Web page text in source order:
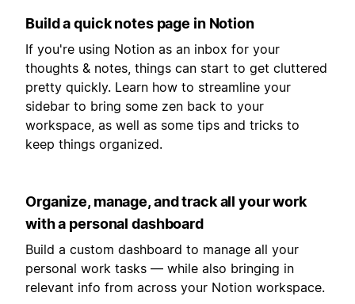
Build a quick notes page in Notion
If you're using Notion as an inbox for your
thoughts & notes, things can start to get cluttered
pretty quickly. Learn how to streamline your
sidebar to bring some zen back to your
workspace, as well as some tips and tricks to
keep things organized.
Organize, manage, and track all your work
with a personal dashboard
Build a custom dashboard to manage all your
personal work tasks — while also bringing in
relevant info from across your Notion workspace.